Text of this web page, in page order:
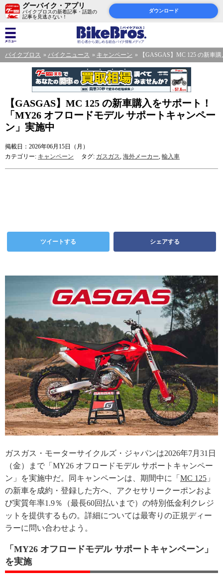
グーバイク・アプリ
バイクブロスの新着記事・話題の
記事を見逃さない！
ダウンロード
バイクブロス バイクニュース キャンペーン 【GASGAS】MC 125 の新車
【GASGAS】MC 125 の新車購入をサポート！
「MY26 オフロードモデル サポートキャンペー
ン」実施中
掲載日：2026年06月15日（月）
カテゴリー: キャンペーン タグ: ガスガス, 海外メーカー, 輸入車
ツイートする シェアする
ガスガス・モーターサイクルズ・ジャパンは2026年7月31日
（金）まで「MY26 オフロードモデル サポートキャンペー
ン」を実施中だ。同キャンペーンは、期間中に「 MC 125 」
の新車を成約・登録した方へ、アクセサリークーポンおよ
び実質年率1.9％（最長60回払いまで）の特別低金利クレジ
ットを提供するもの。詳細については最寄りの正規ディー
ラーに問い合わせよう。
「MY26 オフロードモデル サポートキャンペーン」
を実施